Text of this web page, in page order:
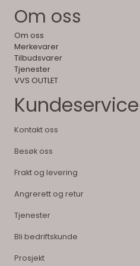
Om oss
Om oss
Merkevarer
Tilbudsvarer
Tjenester
VVS OUTLET
Kundeservice
Kontakt oss
Besøk oss
Frakt og levering
Angrerett og retur
Tjenester
Bli bedriftskunde
Prosjekt